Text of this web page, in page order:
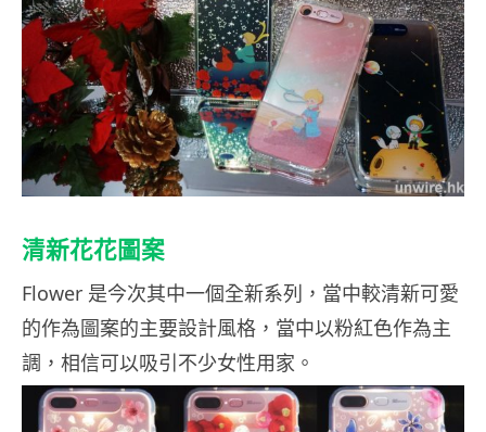
清新花花圖案
Flower 是今次其中一個全新系列，當中較清新可愛
的作為圖案的主要設計風格，當中以粉紅色作為主
調，相信可以吸引不少女性用家。